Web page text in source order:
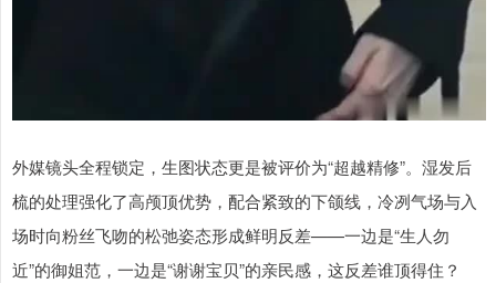
外媒镜头全程锁定，生图状态更是被评价为“超越精修”。湿发后
梳的处理强化了高颅顶优势，配合紧致的下颌线，冷冽气场与入
场时向粉丝飞吻的松弛姿态形成鲜明反差——一边是“生人勿
近”的御姐范，一边是“谢谢宝贝”的亲民感，这反差谁顶得住？